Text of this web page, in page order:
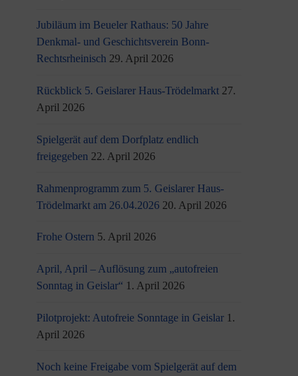
Jubiläum im Beueler Rathaus: 50 Jahre
Denkmal- und Geschichtsverein Bonn-
Rechtsrheinisch 29. April 2026
Rückblick 5. Geislarer Haus-Trödelmarkt 27.
April 2026
Spielgerät auf dem Dorfplatz endlich
freigegeben 22. April 2026
Rahmenprogramm zum 5. Geislarer Haus-
Trödelmarkt am 26.04.2026 20. April 2026
Frohe Ostern 5. April 2026
April, April – Auflösung zum „autofreien
Sonntag in Geislar“ 1. April 2026
Pilotprojekt: Autofreie Sonntage in Geislar 1.
April 2026
Noch keine Freigabe vom Spielgerät auf dem